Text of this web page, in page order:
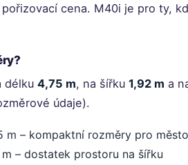
cena. M40i je pro ty,
délku 4,75 m, na šířku 1,92 m a
údaje).
m – kompaktní rozměry pro město
m – dostatek prostoru na šířku